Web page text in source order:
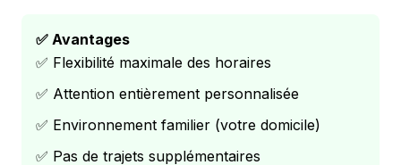
✅ Avantages
✅ Flexibilité maximale des horaires
✅ Attention entièrement personnalisée
✅ Environnement familier (votre domicile)
✅ Pas de trajets supplémentaires